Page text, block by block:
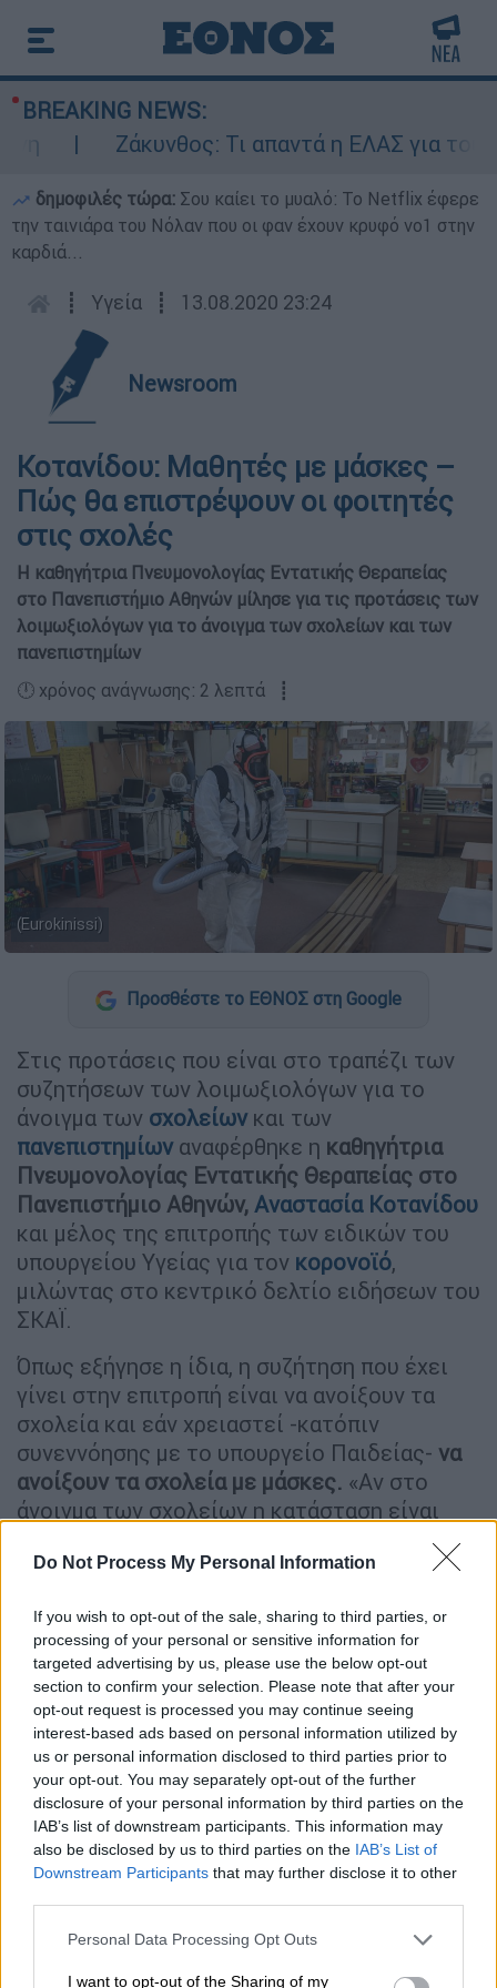
Do Not Process My Personal Information
If you wish to opt-out of the sale, sharing to third parties, or
processing of your personal or sensitive information for
targeted advertising by us, please use the below opt-out
section to confirm your selection. Please note that after your
opt-out request is processed you may continue seeing
interest-based ads based on personal information utilized by
us or personal information disclosed to third parties prior to
your opt-out. You may separately opt-out of the further
disclosure of your personal information by third parties on the
IAB’s list of downstream participants. This information may
also be disclosed by us to third parties on the IAB’s List of
Downstream Participants that may further disclose it to other
Please note that this website/app uses one or more Google
not limited to your visit or usage behaviour. You may click to
Personal Data Processing Opt Outs
I want to opt-out of the Sharing of my
BREAKING NEWS:
Ζάκυνθος: Τι απαντά η ΕΛΑΣ για τους 8
δημοφιλές τώρα: Σου καίει το μυαλό: Το Netflix έφερε
την ταινιάρα του Νόλαν που οι φαν έχουν κρυφό νο1 στην
καρδιά...
┋ Υγεία ┋ 13.08.2020 23:24
Newsroom
Κοτανίδου: Μαθητές με μάσκες –
Πώς θα επιστρέψουν οι φοιτητές
στις σχολές
Η καθηγήτρια Πνευμονολογίας Εντατικής Θεραπείας
στο Πανεπιστήμιο Αθηνών μίλησε για τις προτάσεις των
λοιμωξιολόγων για το άνοιγμα των σχολείων και των
πανεπιστημίων
🕛 χρόνος ανάγνωσης: 2 λεπτά ┋
(Eurokinissi)
Προσθέστε το ΕΘΝΟΣ στη Google
Στις προτάσεις που είναι στο τραπέζι των
συζητήσεων των λοιμωξιολόγων για το
άνοιγμα των σχολείωνκαι των
πανεπιστημίωναναφέρθηκε η καθηγήτρια
Πνευμονολογίας Εντατικής Θεραπείας στο
Πανεπιστήμιο Αθηνών, Αναστασία Κοτανίδου
και μέλος της επιτροπής των ειδικών του
υπουργείου Υγείας για τον κορονοϊό,
μιλώντας στο κεντρικό δελτίο ειδήσεων του
ΣΚΑΪ.
Όπως εξήγησε η ίδια, η συζήτηση που έχει
γίνει στην επιτροπή είναι να ανοίξουν τα
σχολεία και εάν χρειαστεί -κατόπιν
συνεννόησης με το υπουργείο Παιδείας- να
ανοίξουν τα σχολεία με μάσκες. «Αν στο
άνοιγμα των σχολείων η κατάσταση είναι
όπως σήμερα ενδεχομένως οι μάσκες θα
είναι υποχρεωτικές καθημερινά σε όλες τις
χαρακτηριστικά ενώ διευκρινίζει πως οι
μάσκες θα πρέπει να είναι ή υφασμάτινες ή
χειρουργικές.